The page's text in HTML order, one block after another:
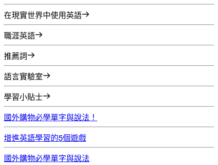
在現實世界中使用英語
職涯英語
推薦詞
語言實驗室
學習小貼士
國外購物必學單字與說法！
增進英語學習的5個遊戲
國外購物必學單字與說法